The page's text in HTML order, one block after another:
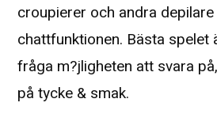
croupierer och andra depilare
chattfunktionen. Bästa spelet
fråga m?jligheten att svara
på tycke & smak.